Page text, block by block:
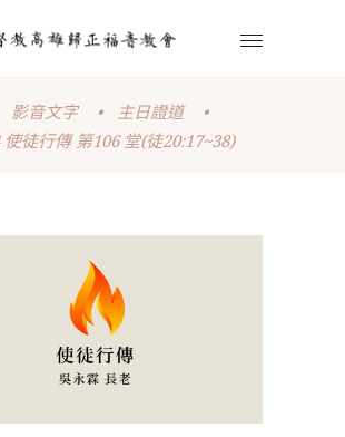
影音文字 • 主日證道
•
使徒行傳 第106 堂(徒20:17~38)